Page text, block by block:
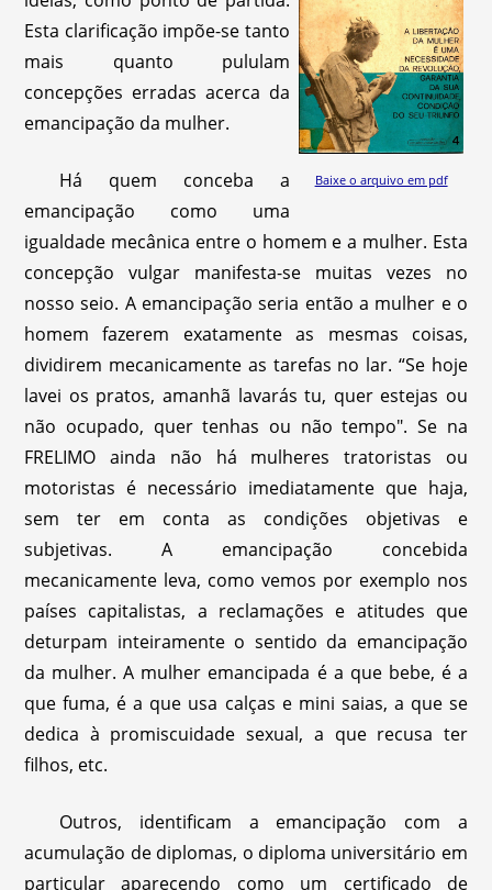
Baixe o arquivo em pdf
Esta clarificação impõe-se tanto
mais quanto pululam
concepções erradas acerca da
emancipação da mulher.
Há quem conceba a
emancipação como uma
igualdade mecânica entre o homem e a mulher. Esta
concepção vulgar manifesta-se muitas vezes no
nosso seio. A emancipação seria então a mulher e o
homem fazerem exatamente as mesmas coisas,
dividirem mecanicamente as tarefas no lar. “Se hoje
lavei os pratos, amanhã lavarás tu, quer estejas ou
não ocupado, quer tenhas ou não tempo". Se na
FRELIMO ainda não há mulheres tratoristas ou
motoristas é necessário imediatamente que haja,
sem ter em conta as condições objetivas e
subjetivas. A emancipação concebida
mecanicamente leva, como vemos por exemplo nos
países capitalistas, a reclamações e atitudes que
deturpam inteiramente o sentido da emancipação
da mulher. A mulher emancipada é a que bebe, é a
que fuma, é a que usa calças e mini saias, a que se
dedica à promiscuidade sexual, a que recusa ter
filhos, etc.
Outros, identificam a emancipação com a
acumulação de diplomas, o diploma universitário em
particular aparecendo como um certificado de